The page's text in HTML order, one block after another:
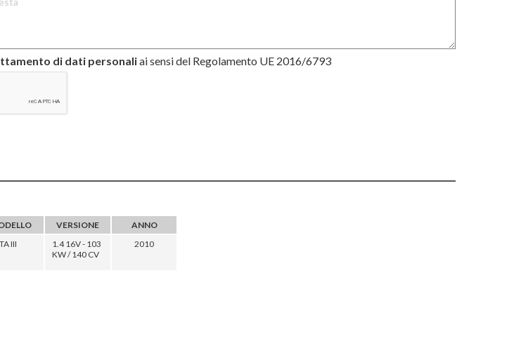
di dati personaliai sensi del Regolamento UE 2016/6793
VERSIONE
ANNO
III
1.4 16V - 103
KW / 140 CV
2010